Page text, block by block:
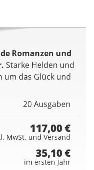
Romanzen und
Starke Helden und
um das Glück und
20 Ausgaben
117,00 €
MwSt. und Versand
35,10 €
im ersten Jahr